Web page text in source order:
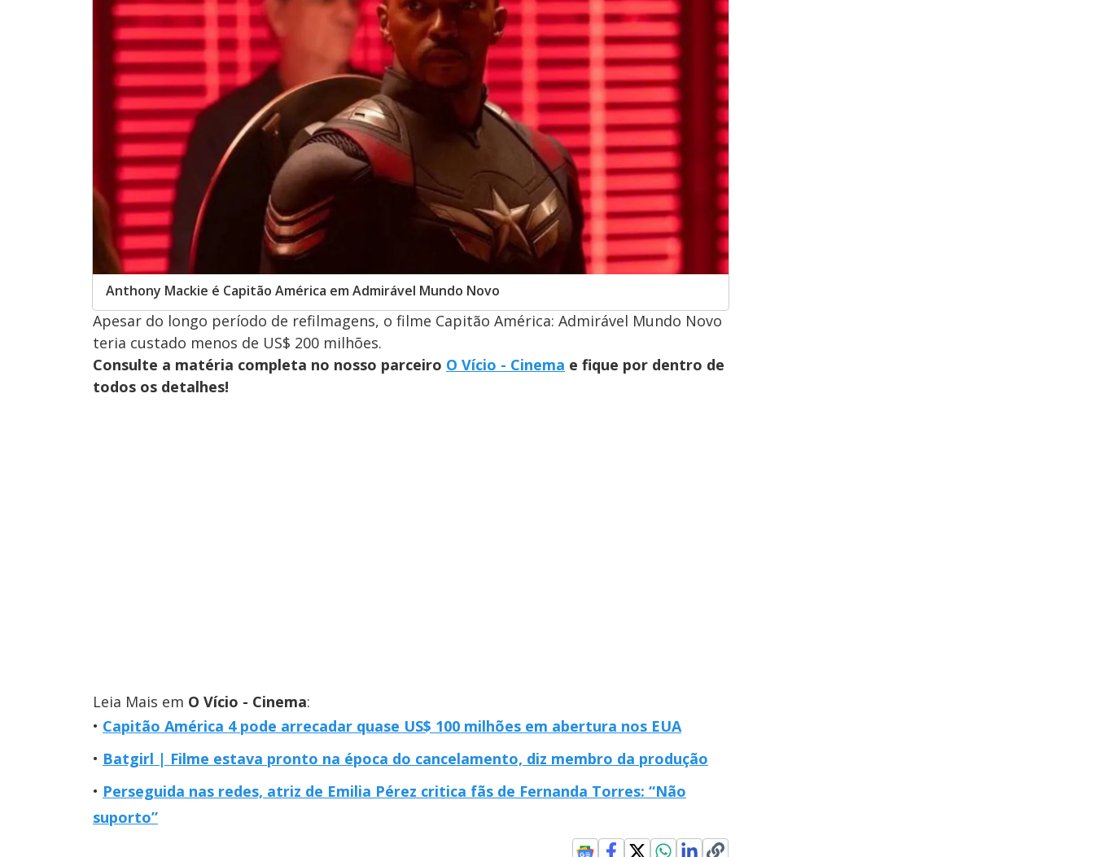
Anthony Mackie é Capitão América em Admirável Mundo Novo
Apesar do longo período de refilmagens, o filme Capitão América: Admirável Mundo Novo
teria custado menos de US$ 200 milhões.
Consulte a matéria completa no nosso parceiro O Vício - Cinema e fique por dentro de
todos os detalhes!
Leia Mais em O Vício - Cinema:
Capitão América 4 pode arrecadar quase US$ 100 milhões em abertura nos EUA
Batgirl | Filme estava pronto na época do cancelamento, diz membro da produção
Perseguida nas redes, atriz de Emilia Pérez critica fãs de Fernanda Torres: “Não
suporto”